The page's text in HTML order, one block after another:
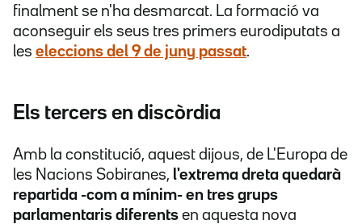
finalment se n'ha desmarcat. La formació va
aconseguir els seus tres primers eurodiputats a
les eleccions del 9 de juny passat.
Els tercers en discòrdia
Amb la constitució, aquest dijous, de L'Europa de
les Nacions Sobiranes, l'extrema dreta quedarà
repartida -com a mínim- en tres grups
parlamentaris diferents en aquesta nova